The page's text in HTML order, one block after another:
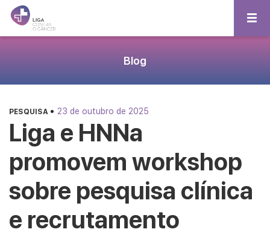
Blog
PESQUISA • 23 de outubro de 2025
Liga e HNNa
promovem workshop
sobre pesquisa clínica
e recrutamento